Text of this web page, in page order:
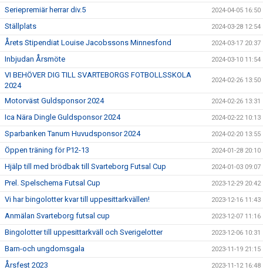
Seriepremiär herrar div.5 2024-04-05 16:50
Ställplats 2024-03-28 12:54
Årets Stipendiat Louise Jacobssons Minnesfond 2024-03-17 20:37
Inbjudan Årsmöte 2024-03-10 11:54
VI BEHÖVER DIG TILL SVARTEBORGS FOTBOLLSSKOLA
2024
2024-02-26 13:50
Motorväst Guldsponsor 2024 2024-02-26 13:31
Ica Nära Dingle Guldsponsor 2024 2024-02-22 10:13
Sparbanken Tanum Huvudsponsor 2024 2024-02-20 13:55
Öppen träning för P12-13 2024-01-28 20:10
Hjälp till med brödbak till Svarteborg Futsal Cup 2024-01-03 09:07
Prel. Spelschema Futsal Cup 2023-12-29 20:42
Vi har bingolotter kvar till uppesittarkvällen! 2023-12-16 11:43
Anmälan Svarteborg futsal cup 2023-12-07 11:16
Bingolotter till uppesittarkväll och Sverigelotter 2023-12-06 10:31
Barn-och ungdomsgala 2023-11-19 21:15
Årsfest 2023 2023-11-12 16:48